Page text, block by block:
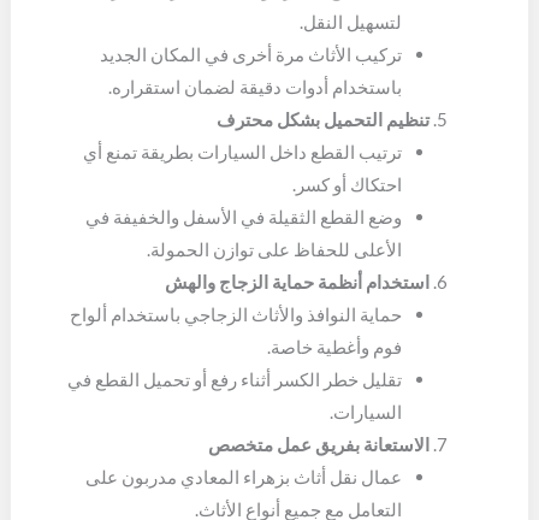
لتسهيل النقل.
تركيب الأثاث مرة أخرى في المكان الجديد
باستخدام أدوات دقيقة لضمان استقراره.
تنظيم التحميل بشكل محترف
ترتيب القطع داخل السيارات بطريقة تمنع أي
احتكاك أو كسر.
وضع القطع الثقيلة في الأسفل والخفيفة في
الأعلى للحفاظ على توازن الحمولة.
استخدام أنظمة حماية الزجاج والهش
حماية النوافذ والأثاث الزجاجي باستخدام ألواح
فوم وأغطية خاصة.
تقليل خطر الكسر أثناء رفع أو تحميل القطع في
السيارات.
الاستعانة بفريق عمل متخصص
عمال نقل أثاث بزهراء المعادي مدربون على
التعامل مع جميع أنواع الأثاث.